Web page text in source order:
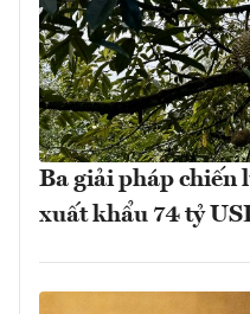
Ba giải pháp chiến
xuất khẩu 74 tỷ